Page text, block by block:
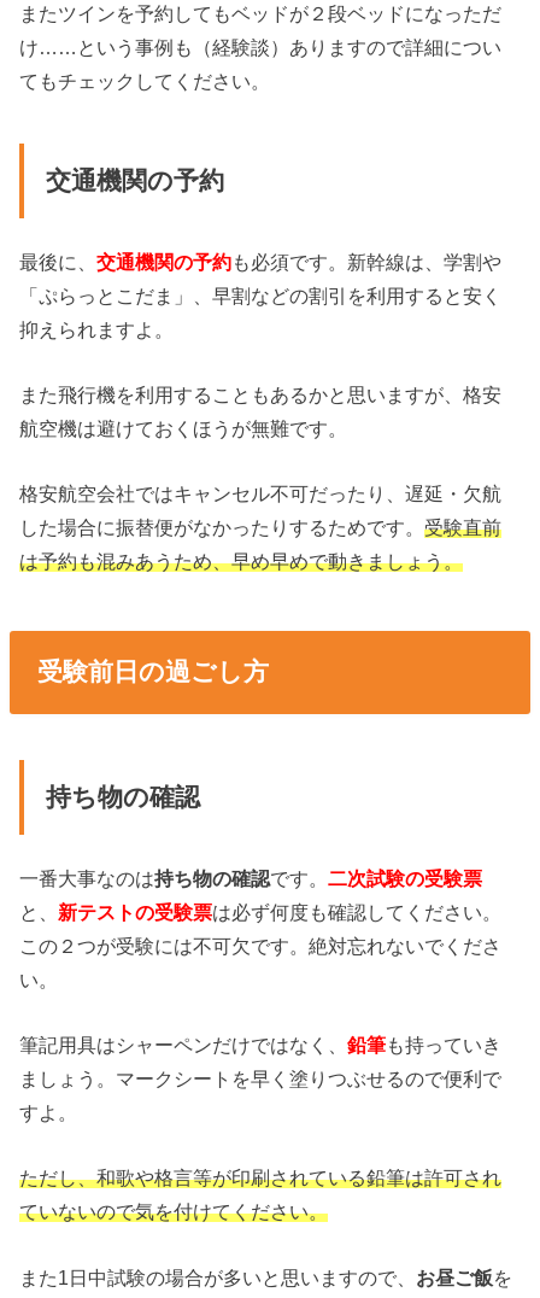
またツインを予約してもベッドが２段ベッドになっただ
け……という事例も（経験談）ありますので詳細につい
てもチェックしてください。
交通機関の予約
最後に、交通機関の予約も必須です。新幹線は、学割や
「ぷらっとこだま」、早割などの割引を利用すると安く
抑えられますよ。
また飛行機を利用することもあるかと思いますが、格安
航空機は避けておくほうが無難です。
格安航空会社ではキャンセル不可だったり、遅延・欠航
した場合に振替便がなかったりするためです。受験直前
は予約も混みあうため、早め早めで動きましょう。
受験前日の過ごし方
持ち物の確認
一番大事なのは持ち物の確認です。二次試験の受験票
と、 新テストの受験票は必ず何度も確認してください。
この２つが受験には不可欠です。絶対忘れないでくださ
い。
筆記用具はシャーペンだけではなく、鉛筆も持っていき
ましょう。マークシートを早く塗りつぶせるので便利で
すよ。
ただし、和歌や格言等が印刷されている鉛筆は許可され
ていないので気を付けてください。
また1日中試験の場合が多いと思いますので、 お昼ご飯を